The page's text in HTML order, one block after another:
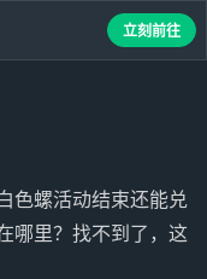
色螺活动结束还能兑
哪里？找不到了，这
立刻前往